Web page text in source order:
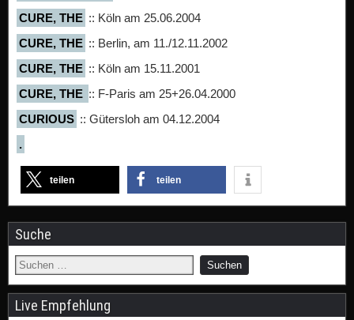
CURE, THE :: Köln am 25.06.2004
CURE, THE :: Berlin, am 11./12.11.2002
CURE, THE :: Köln am 15.11.2001
CURE, THE :: F-Paris am 25+26.04.2000
CURIOUS :: Gütersloh am 04.12.2004
.
teilen teilen
Suche
Live Empfehlung